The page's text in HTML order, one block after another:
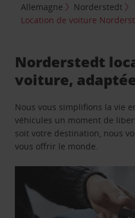
Allemagne
Norderstedt
Location de voiture
Norderstedt
voiture,
Nous vous simplifions la vie
véhicules un moment de
soit votre destination, nous
vous offrir le monde.